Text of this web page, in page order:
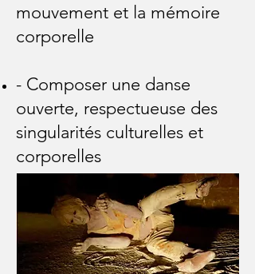
mouvement et la mémoire
corporelle
- Composer une danse
ouverte, respectueuse des
singularités culturelles et
corporelles